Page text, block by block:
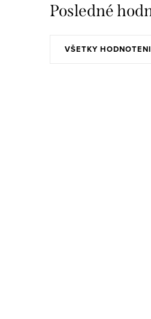
Posledné
VŠETKY